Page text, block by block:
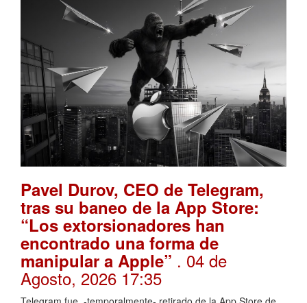
Pavel Durov, CEO de Telegram,
tras su baneo de la App Store:
“Los extorsionadores han
encontrado una forma de
manipular a Apple” . 04 de
Agosto, 2026 17:35